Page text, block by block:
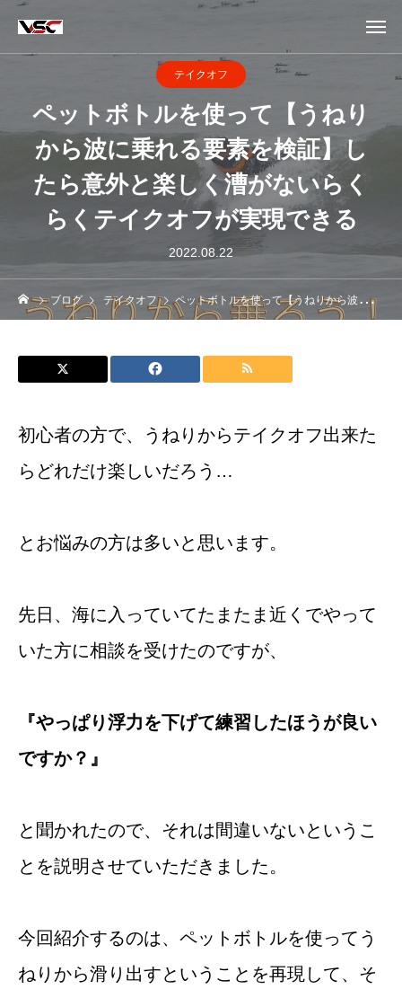
テイクオフ
ペットボトルを使って【うねり
から波に乗れる要素を検証】し
たら意外と楽しく漕がないらく
らくテイクオフが実現できる
2022.08.22
ブログ テイクオフ ペットボトルを使って【うねりから波に乗れる要素を検証】したら意外と楽しく漕がないらくらくテイクオフが実現できる
初心者の方で、うねりからテイクオフ出来た
らどれだけ楽しいだろう…
とお悩みの方は多いと思います。
先日、海に入っていてたまたま近くでやって
いた方に相談を受けたのですが、
『やっぱり浮力を下げて練習したほうが良い
ですか？』
と聞かれたので、それは間違いないというこ
とを説明させていただきました。
今回紹介するのは、ペットボトルを使ってう
ねりから滑り出すということを再現して、そ